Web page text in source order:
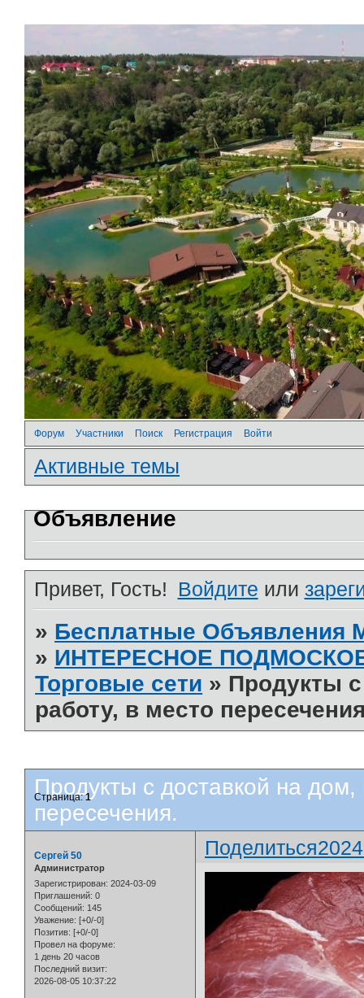
Форум Участники Поиск Регистрация Войти
Активные темы
Объявление
Привет, Гость! Войдите или
» Бесплатные
» ИНТЕРЕСНОЕ
Торговые сети » Продукты
работу, в место
Продукты с доставкой на
пересечения.
Страница:1
Поделиться
Сергей 50
Администратор
Зарегистрирован: 2024-03-09
Приглашений: 0
Сообщений: 145
Уважение: [+0/-0]
Позитив: [+0/-0]
Провел на форуме:
1 день 20 часов
Последний визит:
2026-08-05 10:37:22